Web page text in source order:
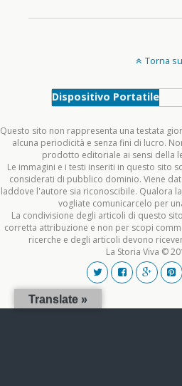
Torna su
Dispositivo Portatile
Questo sito non rappresenta una testata
alcuna periodicità e senza fini di lucro.
prodotto editoriale ai sensi della
Le immagini e i testi inseriti in questo sito
considerati di pubblico dominio. Viene
laddove l'autore sia riconoscibile. Qualora
vogliate comunicarcelo per
La condivisione degli articoli di questo
corretta attribuzione e non per scopi
ricerche e degli articoli devono
La Storia Viva ©
Translate »